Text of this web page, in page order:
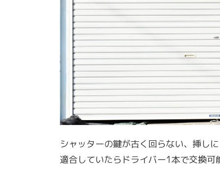
シャッターの鍵が古く回らない、挿し
適合していたらドライバー1本で交換可